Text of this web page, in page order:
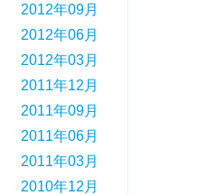
2012年09月
2012年06月
2012年03月
2011年12月
2011年09月
2011年06月
2011年03月
2010年12月